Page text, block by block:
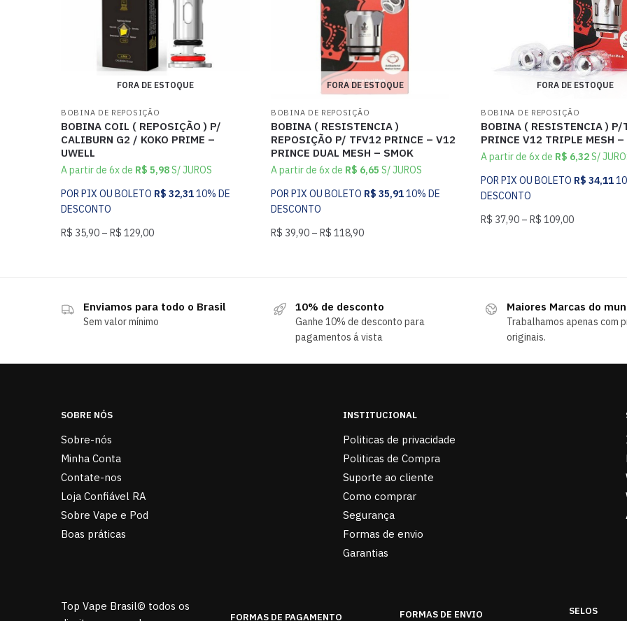
FORA DE ESTOQUE
BOBINA DE REPOSIÇÃO
BOBINA COIL ( REPOSIÇÃO ) P/
CALIBURN G2 / KOKO PRIME –
UWELL
A partir de 6x de R$ 5,98S/ JUROS
POR PIX OU BOLETO R$ 32,3110% DE
DESCONTO
R$ 35,90 –R$ 129,00
FORA DE ESTOQUE
BOBINA DE REPOSIÇÃO
BOBINA ( RESISTENCIA )
REPOSIÇÃO P/ TFV12 PRINCE – V12
PRINCE DUAL MESH – SMOK
A partir de 6x de R$ 6,65 S/ JUROS
POR PIX OU BOLETO R$ 35,9110% DE
DESCONTO
R$ 39,90 – R$ 118,90
FORA DE ESTOQUE
BOBINA DE REPOSIÇÃO
BOBINA ( RESISTENCIA ) P/
PRINCE V12 TRIPLE MESH –
A partir de 6x de R$ 6,32S/
POR PIX OU BOLETO R$ 34,11
DESCONTO
R$ 37,90– R$ 109,00
Enviamos para todo o Brasil
Sem valor mínimo
10% de desconto
Ganhe 10% de desconto para
pagamentos á vista
Maiores Marcas do
Trabalhamos apenas com
originais.
SOBRE NÓS
Sobre-nós
Minha Conta
Contate-nos
Loja Confiável RA
Sobre Vape e Pod
Boas práticas
INSTITUCIONAL
Politicas de privacidade
Politicas de Compra
Suporte ao cliente
Como comprar
Segurança
Formas de envio
Garantias
Top Vape Brasil© todos os
FORMAS DE PAGAMENTO FORMAS DE ENVIO SELOS